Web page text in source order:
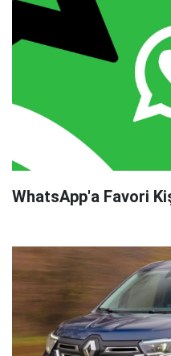
WhatsApp'a Favori